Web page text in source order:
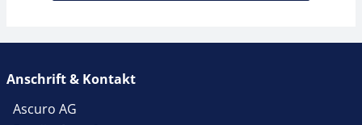
Anschrift & Kontakt
Ascuro AG